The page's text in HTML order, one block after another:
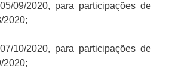
09/2020, para participações de
2020;
10/2020, para participações de
2020;